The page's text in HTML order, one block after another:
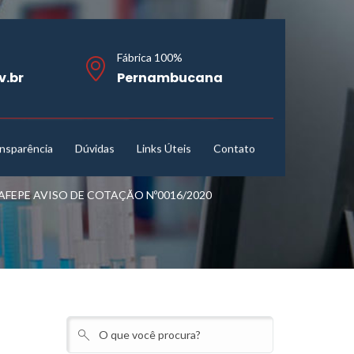
Fábrica 100%
Pernambucana
Dúvidas Links Úteis Contato
AVISO DE COTAÇÃO Nº0016/2020